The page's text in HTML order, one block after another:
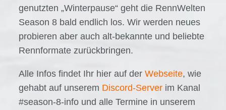
genutzten „Winterpause“ geht die RennWelten
Season 8 bald endlich los. Wir werden neues
probieren aber auch alt-bekannte und beliebte
Rennformate zurückbringen.
Alle Infos findet Ihr hier auf der Webseite, wie
gehabt auf unserem Discord-Server im Kanal
#season-8-info und alle Termine in unserem